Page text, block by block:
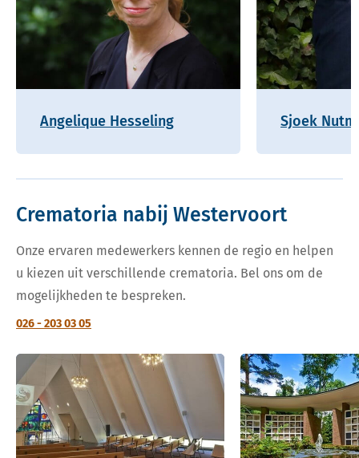
Angelique Hesseling Sjoek
Crematoria nabij Westervoort
Onze ervaren medewerkers kennen de regio en helpen
u kiezen uit verschillende crematoria. Bel ons om de
mogelijkheden te bespreken.
026 - 203 03 05